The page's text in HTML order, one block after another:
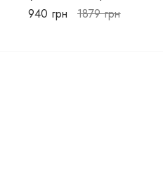
940 грн 1879грн